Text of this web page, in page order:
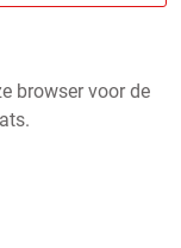
browser voor de